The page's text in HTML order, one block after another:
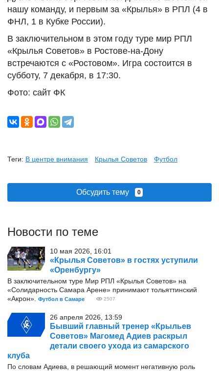
нашу команду, и первым за «Крылья» в РПЛ (4 в
ФНЛ, 1 в Кубке России).
В заключительном в этом году туре мир РПЛ
«Крылья Советов» в Ростове-на-Дону
встречаются с «Ростовом». Игра состоится в
субботу, 7 декабря, в 17:30.
Фото: сайт ФК
Теги: В центре внимания Крылья Советов Футбол
Обсудить тему 0
Новости по теме
10 мая 2026, 16:01
«Крылья Советов» в гостях уступили
«Оренбургу»
В заключительном туре Мир РПЛ «Крылья Советов» на
«Солидарность Самара Арене» принимают тольяттинский
«Акрон».
Футбол в Самаре 2507
26 апреля 2026, 13:59
Бывший главный тренер «Крыльев
Советов» Магомед Адиев раскрыл
детали своего ухода из самарского
клуба
По словам Адиева, в решающий момент негативную роль